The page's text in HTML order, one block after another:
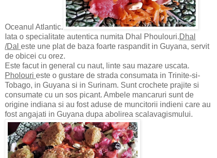
Oceanul Atlantic.
Iata o specialitate autentica numita Dhal Phoulouri.Dhal
/Dal este une plat de baza foarte raspandit in Guyana, servit
de obicei cu orez.
Este facut in general cu naut, linte sau mazare uscata.
Pholouri este o gustare de strada consumata in Trinite-si-
Tobago, in Guyana si in Surinam. Sunt crochete prajite si
consumate cu un sos picant. Ambele mancaruri sunt de
origine indiana si au fost aduse de muncitorii indieni care au
fost angajati in Guyana dupa abolirea scalavagismului.